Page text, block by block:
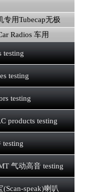
专用Tubecap无极
Radios 车用
testing
testing
testing
products testing
testing
气动高音 testing
speak)喇叭